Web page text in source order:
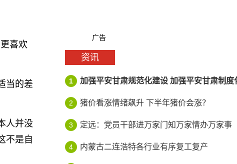
喜欢
当的差
人并没
不是自
广告
资讯
1 加强平安甘肃规范化建设 加强平安甘肃制度
2 猪价看涨情绪飙升 下半年猪价会涨？
3 定远：党员干部进万家门知万家情办万家事
4 内蒙古二连浩特各行业有序复工复产